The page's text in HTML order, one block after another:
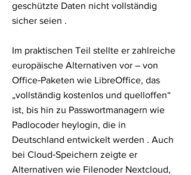
geschützte Daten nicht vollständig
sicher seien .
Im praktischen Teil stellte er zahlreiche
europäische Alternativen vor – von
Office‑Paketen wie LibreOffice, das
„vollständig kostenlos und quelloffen“
ist, bis hin zu Passwortmanagern wie
Padlocoder heylogin, die in
Deutschland entwickelt werden . Auch
bei Cloud‑Speichern zeigte er
Alternativen wie Filenoder Nextcloud,